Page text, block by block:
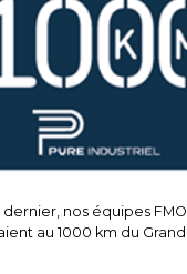
dernier, nos équipes
au 1000 km du